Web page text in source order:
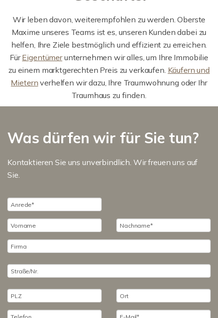
Wir leben davon, weiterempfohlen zu werden. Oberste
Maxime unseres Teams ist es, unseren Kunden dabei zu
helfen, Ihre Ziele bestmöglich und effizient zu erreichen.
FürEigentümerunternehmen wir alles, um Ihre Immobilie
zu einem marktgerechten Preis zu verkaufen. Käufern und
Mietern verhelfen wir dazu, Ihre Traumwohnung oder Ihr
Traumhaus zu finden.
Was dürfen wir für Sie tun?
Kontaktieren Sie uns unverbindlich. Wir freuen uns auf
Sie.